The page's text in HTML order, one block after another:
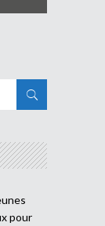
pour